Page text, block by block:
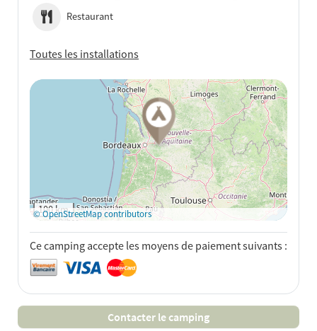
Restaurant
Toutes les installations
Voir sur Google Maps
100 km
© OpenStreetMap contributors
Ce camping accepte les moyens de paiement suivants :
Contacter le camping